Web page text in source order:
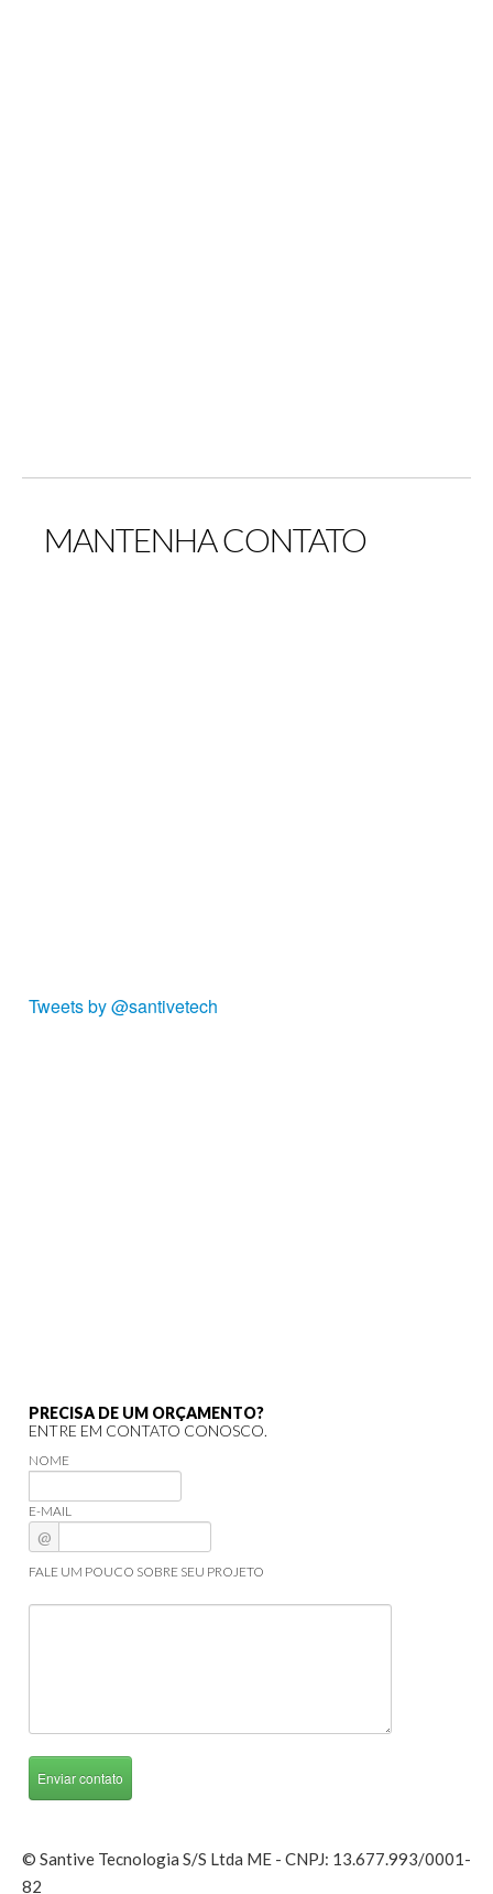
MANTENHA CONTATO
Tweets by @santivetech
PRECISA DE UM ORÇAMENTO?
ENTRE EM CONTATO CONOSCO.
NOME
E-MAIL
@
FALE UM POUCO SOBRE SEU PROJETO
© Santive Tecnologia S/S Ltda ME - CNPJ: 13.677.993/0001-
82